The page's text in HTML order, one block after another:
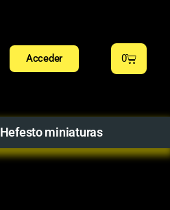
Acceder 0
Hefesto miniaturas